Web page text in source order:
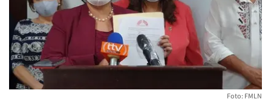
Foto: FMLN